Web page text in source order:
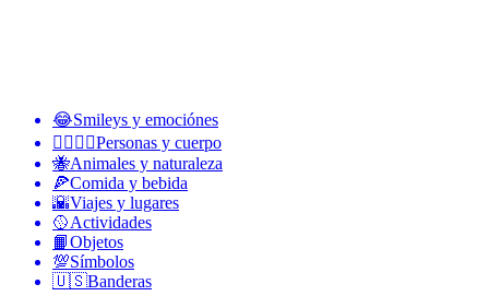
😂Smileys y emociónes
👩‍❤️‍💋‍👨Personas y cuerpo
🐝Animales y naturaleza
🍕Comida y bebida
🌇Viajes y lugares
🥎Actividades
📙Objetos
💯Símbolos
🇺🇸Banderas